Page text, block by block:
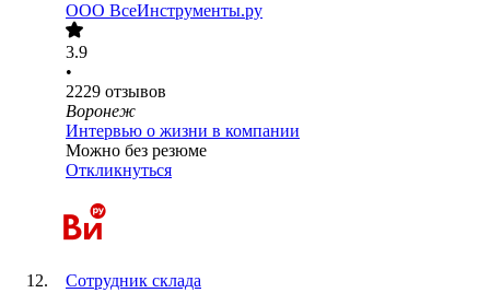
ООО ВсеИнструменты.ру
3.9
•
2229 отзывов
Воронеж
Интервью о жизни в компании
Можно без резюме
Откликнуться
Сотрудник склада